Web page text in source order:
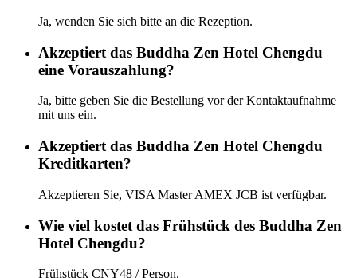
Ja, wenden Sie sich bitte an die Rezeption.
Akzeptiert das Buddha Zen Hotel Chengdu
eine Vorauszahlung?
Ja, bitte geben Sie die Bestellung vor der Kontaktaufnahme
mit uns ein.
Akzeptiert das Buddha Zen Hotel Chengdu
Kreditkarten?
Akzeptieren Sie, VISA Master AMEX JCB ist verfügbar.
Wie viel kostet das Frühstück des Buddha Zen
Hotel Chengdu?
Frühstück CNY48 / Person.